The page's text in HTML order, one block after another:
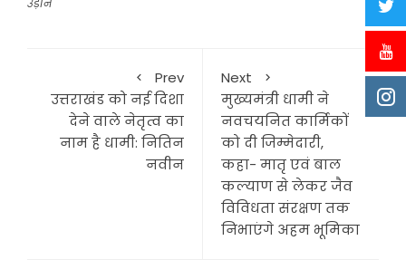
उड़ान
Prev
उत्तराखंड को नई दिशा
देने वाले नेतृत्व का
नाम है धामी: नितिन
नवीन
Next
मुख्यमंत्री धामी ने
नवचयनित कार्मिकों
को दी जिम्मेदारी,
कहा- मातृ एवं बाल
कल्याण से लेकर जैव
विविधता संरक्षण तक
निभाएंगे अहम भूमिका